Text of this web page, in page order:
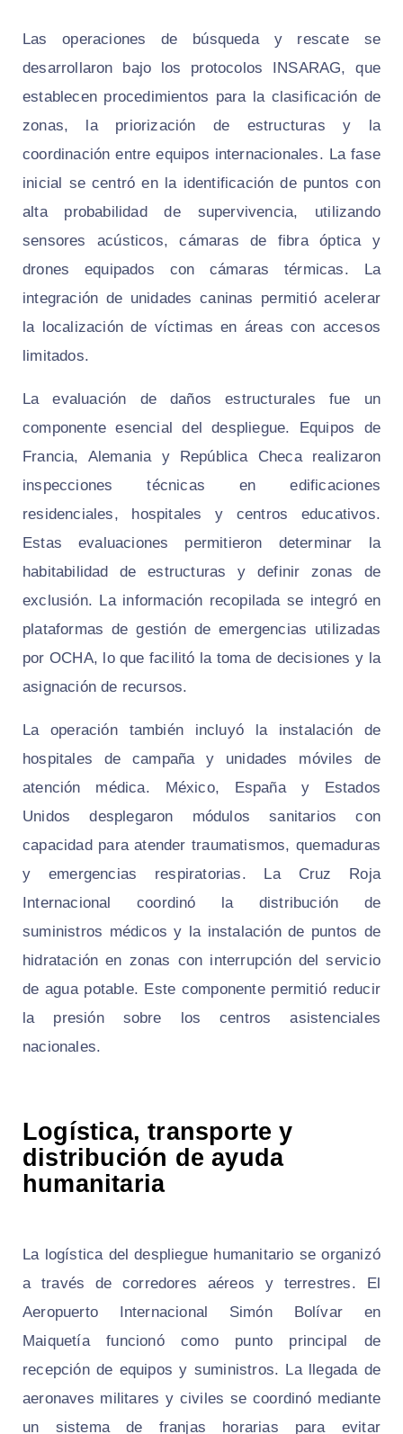
Las operaciones de búsqueda y rescate se
desarrollaron bajo los protocolos INSARAG, que
establecen procedimientos para la clasificación de
zonas, la priorización de estructuras y la
coordinación entre equipos internacionales. La fase
inicial se centró en la identificación de puntos con
alta probabilidad de supervivencia, utilizando
sensores acústicos, cámaras de fibra óptica y
drones equipados con cámaras térmicas. La
integración de unidades caninas permitió acelerar
la localización de víctimas en áreas con accesos
limitados.
La evaluación de daños estructurales fue un
componente esencial del despliegue. Equipos de
Francia, Alemania y República Checa realizaron
inspecciones técnicas en edificaciones
residenciales, hospitales y centros educativos.
Estas evaluaciones permitieron determinar la
habitabilidad de estructuras y definir zonas de
exclusión. La información recopilada se integró en
plataformas de gestión de emergencias utilizadas
por OCHA, lo que facilitó la toma de decisiones y la
asignación de recursos.
La operación también incluyó la instalación de
hospitales de campaña y unidades móviles de
atención médica. México, España y Estados
Unidos desplegaron módulos sanitarios con
capacidad para atender traumatismos, quemaduras
y emergencias respiratorias. La Cruz Roja
Internacional coordinó la distribución de
suministros médicos y la instalación de puntos de
hidratación en zonas con interrupción del servicio
de agua potable. Este componente permitió reducir
la presión sobre los centros asistenciales
nacionales.
Logística, transporte y
distribución de ayuda
humanitaria
La logística del despliegue humanitario se organizó
a través de corredores aéreos y terrestres. El
Aeropuerto Internacional Simón Bolívar en
Maiquetía funcionó como punto principal de
recepción de equipos y suministros. La llegada de
aeronaves militares y civiles se coordinó mediante
un sistema de franjas horarias para evitar